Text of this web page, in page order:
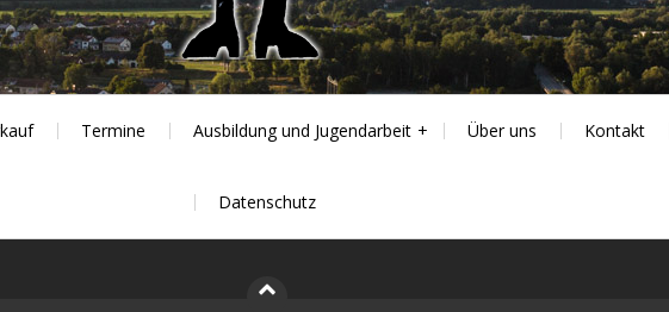
Termine Ausbildung und Jugendarbeit Über uns Kontakt
Datenschutz